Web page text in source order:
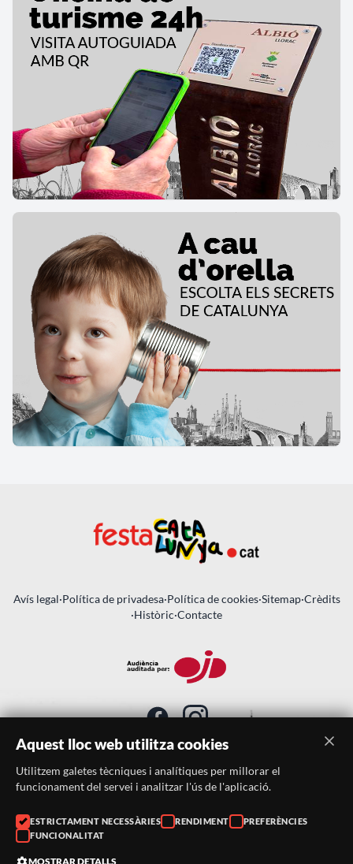
Avís legal·Política de privadesa·Política de cookies·Sitemap·Crèdits
·Històric·Contacte
SUBSCRIU-TE AL BUTLLETÍ
Telèfon:
938046359
Correu:
Aquest lloc web utilitza cookies
Utilitzem galetes tècniques i analítiques per millorar el
funcionament del servei i analitzar l'ús de l'aplicació.
ESTRICTAMENT NECESSÀRIES RENDIMENT
PREFERÈNCIES
FUNCIONALITAT
MOSTRAR DETALLS